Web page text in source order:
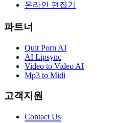
온라인 편집기
파트너
Quit Porn AI
AI Lipsync
Video to Video AI
Mp3 to Midi
고객지원
Contact Us